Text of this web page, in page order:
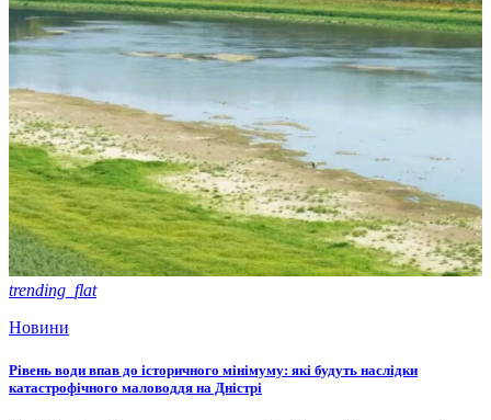
trending_flat
Новини
Рівень води впав до історичного мінімуму: які будуть наслідки
катастрофічного маловоддя на Дністрі